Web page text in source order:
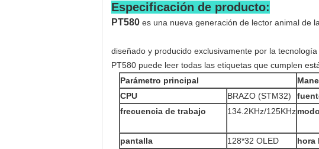
Especificación de producto:
PT580 es una nueva generación de lector animal de
diseñado y producido exclusivamente por la tecnología
PT580 puede leer todas las etiquetas que cumplen
Parámetro principal
CPU
BRAZO (STM32)
frecuencia de trabajo
134.2KHz/125KHz
pantalla 128*32 OLED hora